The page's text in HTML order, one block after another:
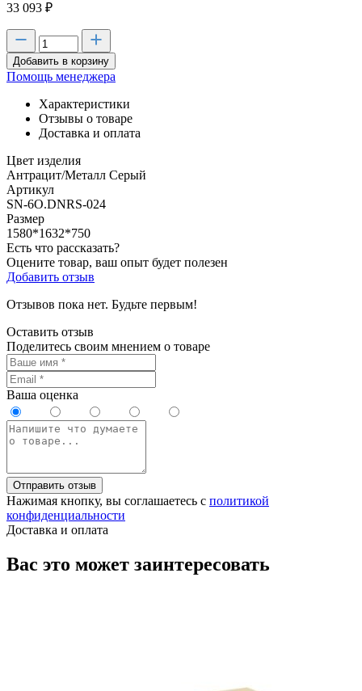
33 093 ₽
Добавить в корзину
Помощь менеджера
Характеристики
Отзывы о товаре
Доставка и оплата
Цвет изделия
Антрацит/Металл Серый
Артикул
SN-6O.DNRS-024
Размер
1580*1632*750
Есть что рассказать?
Оцените товар, ваш опыт будет полезен
Добавить отзыв
Отзывов пока нет. Будьте первым!
Оставить отзыв
Поделитесь своим мнением о товаре
Ваша оценка
Отправить отзыв
Нажимая кнопку, вы соглашаетесь с политикой
конфиденциальности
Доставка и оплата
Вас это может заинтересовать